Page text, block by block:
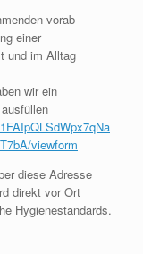
vorab
einer
und im Alltag
wir ein
viewform
diese Adresse
direkt vor Ort
Hygienestandards.